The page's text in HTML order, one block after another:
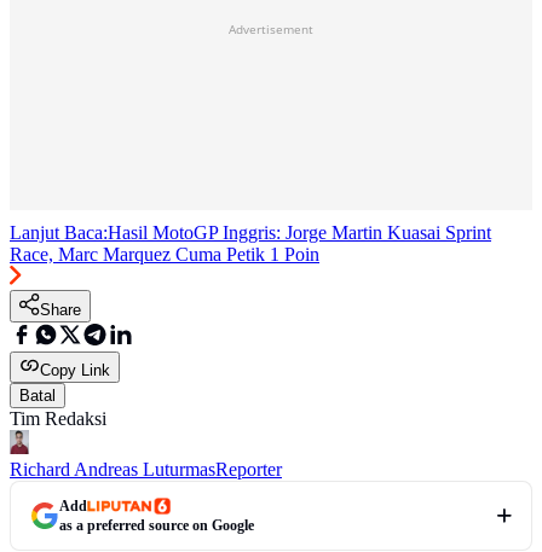
Advertisement
Lanjut Baca:Hasil MotoGP Inggris: Jorge Martin Kuasai Sprint
Race, Marc Marquez Cuma Petik 1 Poin
Share
Copy Link
Batal
Tim Redaksi
Richard Andreas LuturmasReporter
Add
as a preferred source on Google